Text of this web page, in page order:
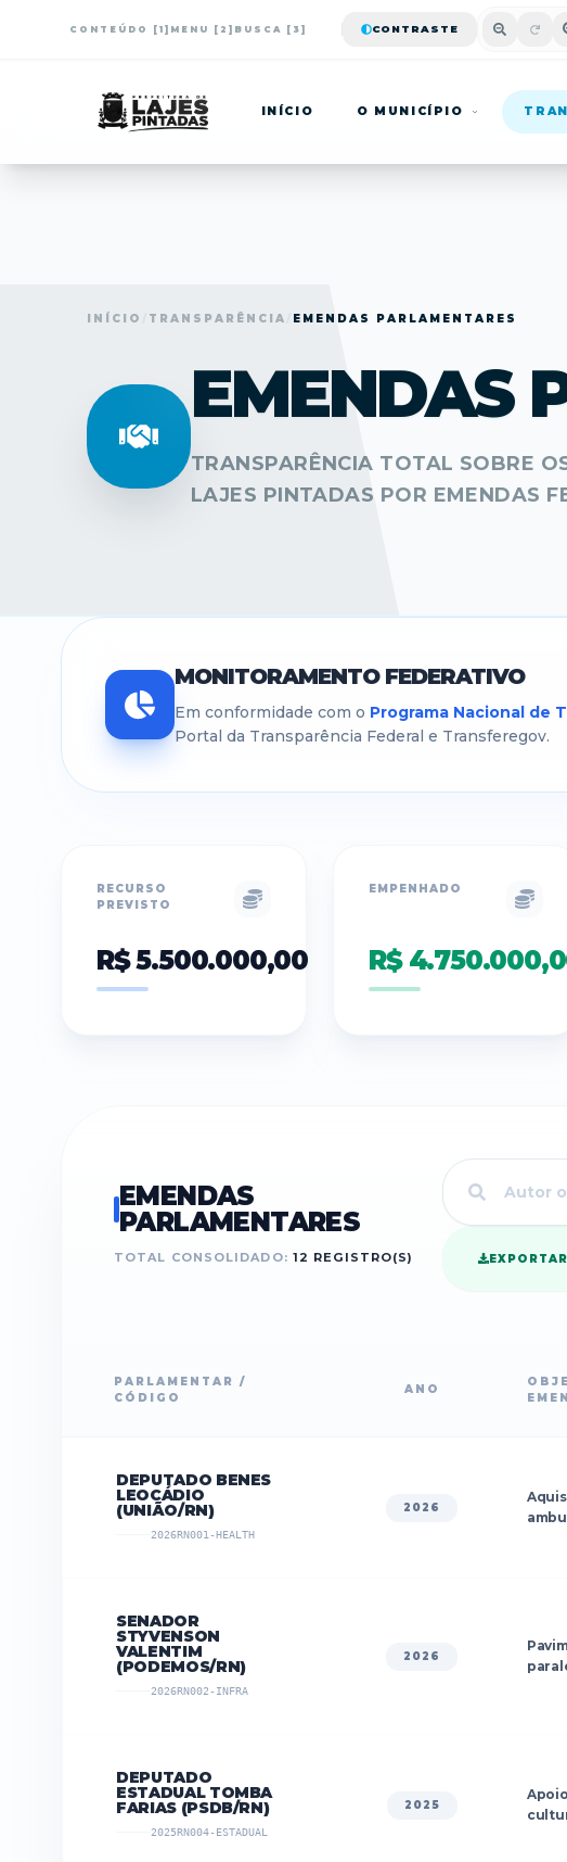
CONTEÚDO [1] MENU [2] BUSCA [3] CONTRASTE
INÍCIO O MUNICÍPIO
INÍCIO TRANSPARÊNCIA EMENDAS PARLAMENTARES
EMENDAS
TRANSPARÊNCIA TOTAL SOBRE
LAJES PINTADAS POR EMENDAS
MONITORAMENTO FEDERATIVO
Em conformidade com o Programa Nacional de
Portal da Transparência Federal e Transferegov.
RECURSO
PREVISTO
R$ 5.500.000,00
EMPENHADO
R$
EMENDAS
PARLAMENTARES
TOTAL CONSOLIDADO: 12 REGISTRO(S)
PARLAMENTAR /
CÓDIGO
ANO
DEPUTADO BENES
LEOCÁDIO
(UNIÃO/RN)
2026RN001-HEALTH
2026
SENADOR
STYVENSON
VALENTIM
(PODEMOS/RN)
2026RN002-INFRA
2026
DEPUTADO
ESTADUAL TOMBA
FARIAS (PSDB/RN)
2025RN004-ESTADUAL
2025